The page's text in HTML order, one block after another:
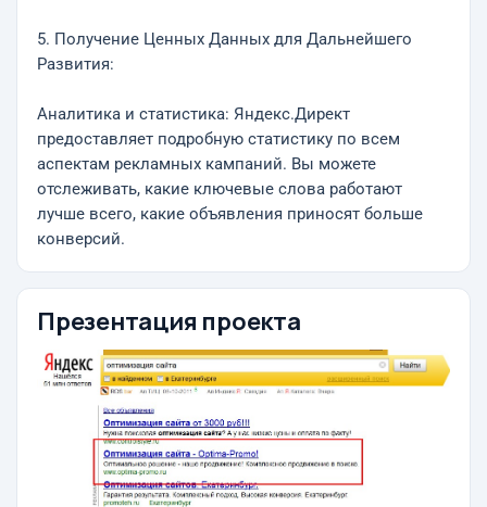
5. Получение Ценных Данных для Дальнейшего
Развития:
Аналитика и статистика: Яндекс.Директ
предоставляет подробную статистику по всем
аспектам рекламных кампаний. Вы можете
отслеживать, какие ключевые слова работают
лучше всего, какие объявления приносят больше
конверсий.
Презентация проекта